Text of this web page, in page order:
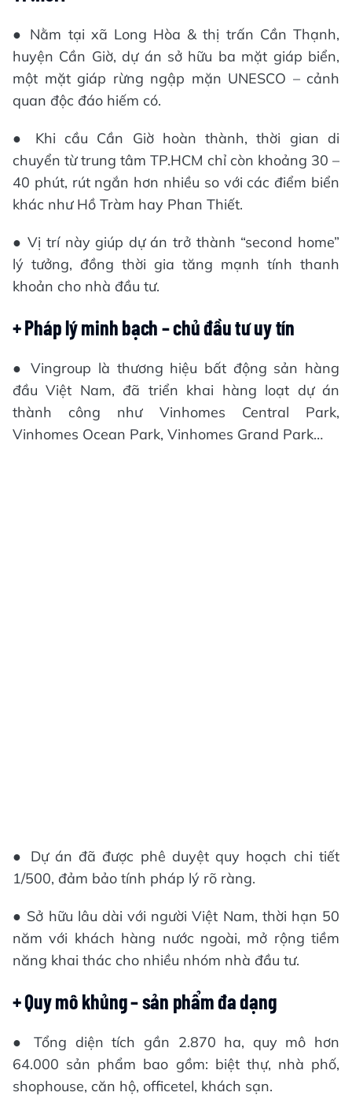
● Nằm tại xã Long Hòa & thị trấn Cần Thạnh,
huyện Cần Giờ, dự án sở hữu ba mặt giáp biển,
một mặt giáp rừng ngập mặn UNESCO – cảnh
quan độc đáo hiếm có.
● Khi cầu Cần Giờ hoàn thành, thời gian di
chuyển từ trung tâm TP.HCM chỉ còn khoảng 30 –
40 phút, rút ngắn hơn nhiều so với các điểm biển
khác như Hồ Tràm hay Phan Thiết.
● Vị trí này giúp dự án trở thành “second home”
lý tưởng, đồng thời gia tăng mạnh tính thanh
khoản cho nhà đầu tư.
+ Pháp lý minh bạch – chủ đầu tư uy tín
● Vingroup là thương hiệu bất động sản hàng
đầu Việt Nam, đã triển khai hàng loạt dự án
thành công như Vinhomes Central Park,
Vinhomes Ocean Park, Vinhomes Grand Park…
● Dự án đã được phê duyệt quy hoạch chi tiết
1/500, đảm bảo tính pháp lý rõ ràng.
● Sở hữu lâu dài với người Việt Nam, thời hạn 50
năm với khách hàng nước ngoài, mở rộng tiềm
năng khai thác cho nhiều nhóm nhà đầu tư.
+ Quy mô khủng – sản phẩm đa dạng
● Tổng diện tích gần 2.870 ha, quy mô hơn
64.000 sản phẩm bao gồm: biệt thự, nhà phố,
shophouse, căn hộ, officetel, khách sạn.